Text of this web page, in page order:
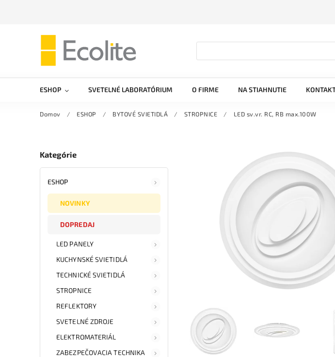
ESHOP SVETELNÉ LABORATÓRIUM O FIRME NA STIAHNUTIE
Domov / ESHOP / BYTOVÉ SVIETIDLÁ / STROPNICE / LED sv.vr. RC, RB max.100W
Kategórie
ESHOP
NOVINKY
DOPREDAJ
LED PANELY
KUCHYNSKÉ SVIETIDLÁ
TECHNICKÉ SVIETIDLÁ
STROPNICE
REFLEKTORY
SVETELNÉ ZDROJE
ELEKTROMATERIÁL
ZABEZPEČOVACIA TECHNIKA